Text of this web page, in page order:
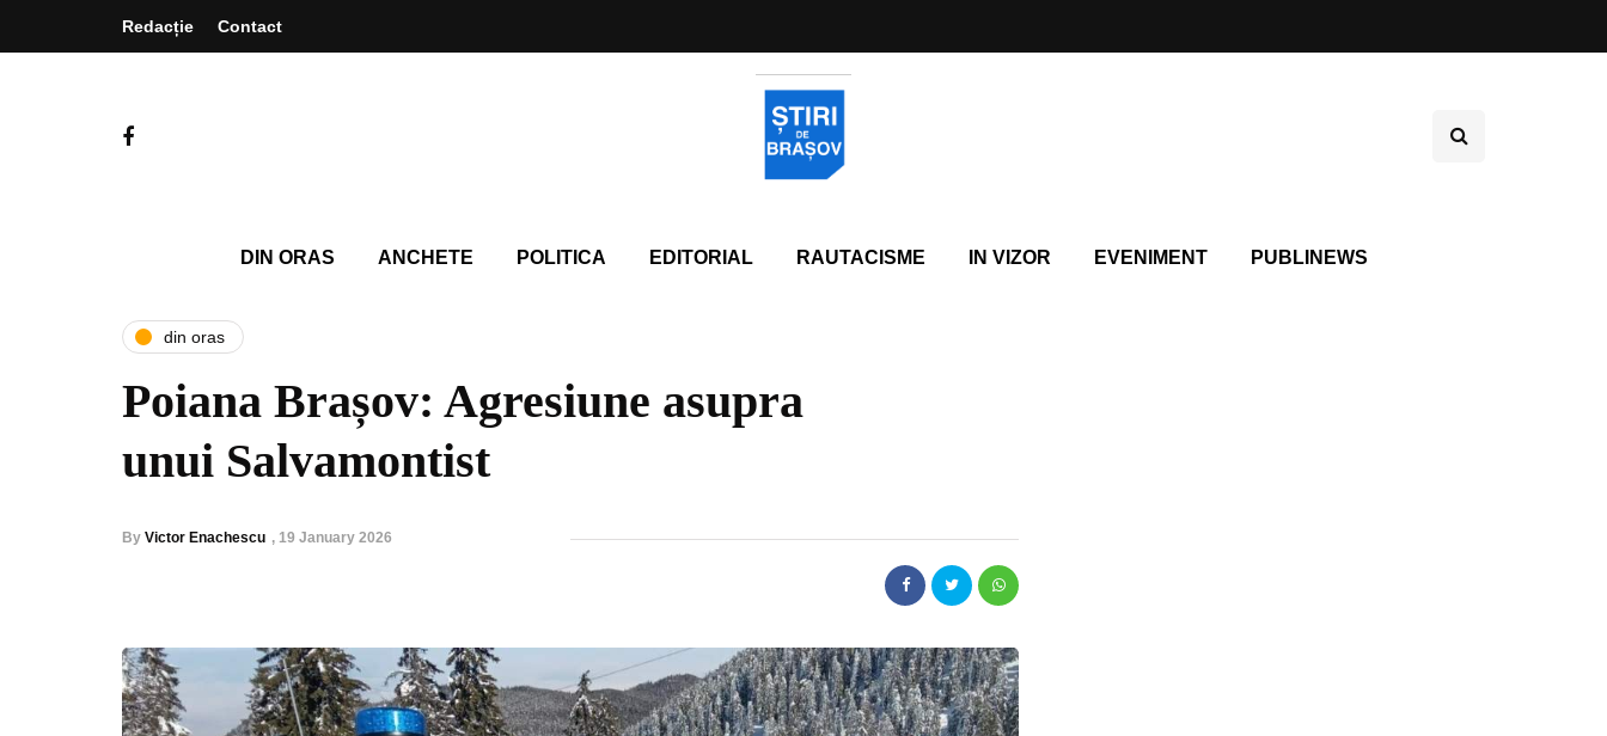
Redacție Contact
DIN ORAS ANCHETE POLITICA EDITORIAL RAUTACISME IN VIZOR EVENIMENT PUBLINEWS
din oras
Poiana Brașov: Agresiune asupra
unui Salvamontist
By Victor Enachescu , 19 January 2026